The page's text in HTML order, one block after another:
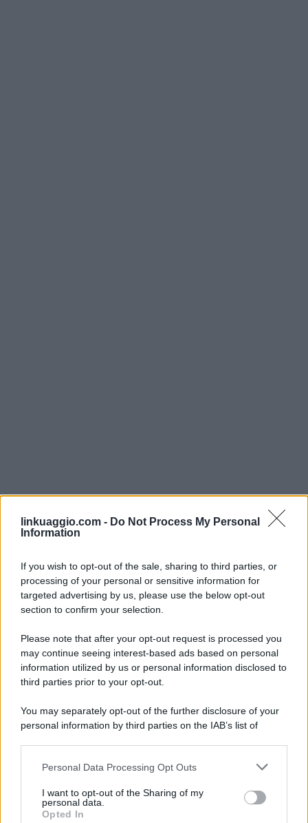
linkuaggio.com - Do Not Process My Personal
Information
If you wish to opt-out of the sale, sharing to third parties, or
processing of your personal or sensitive information for
targeted advertising by us, please use the below opt-out
section to confirm your selection.
Please note that after your opt-out request is processed you
may continue seeing interest-based ads based on personal
information utilized by us or personal information disclosed to
third parties prior to your opt-out.
You may separately opt-out of the further disclosure of your
personal information by third parties on the IAB’s list of
This information may also be disclosed by us to third parties
disclose it to other third parties.
Personal Data Processing Opt Outs
I want to opt-out of the Sharing of my
personal data.
Opted In